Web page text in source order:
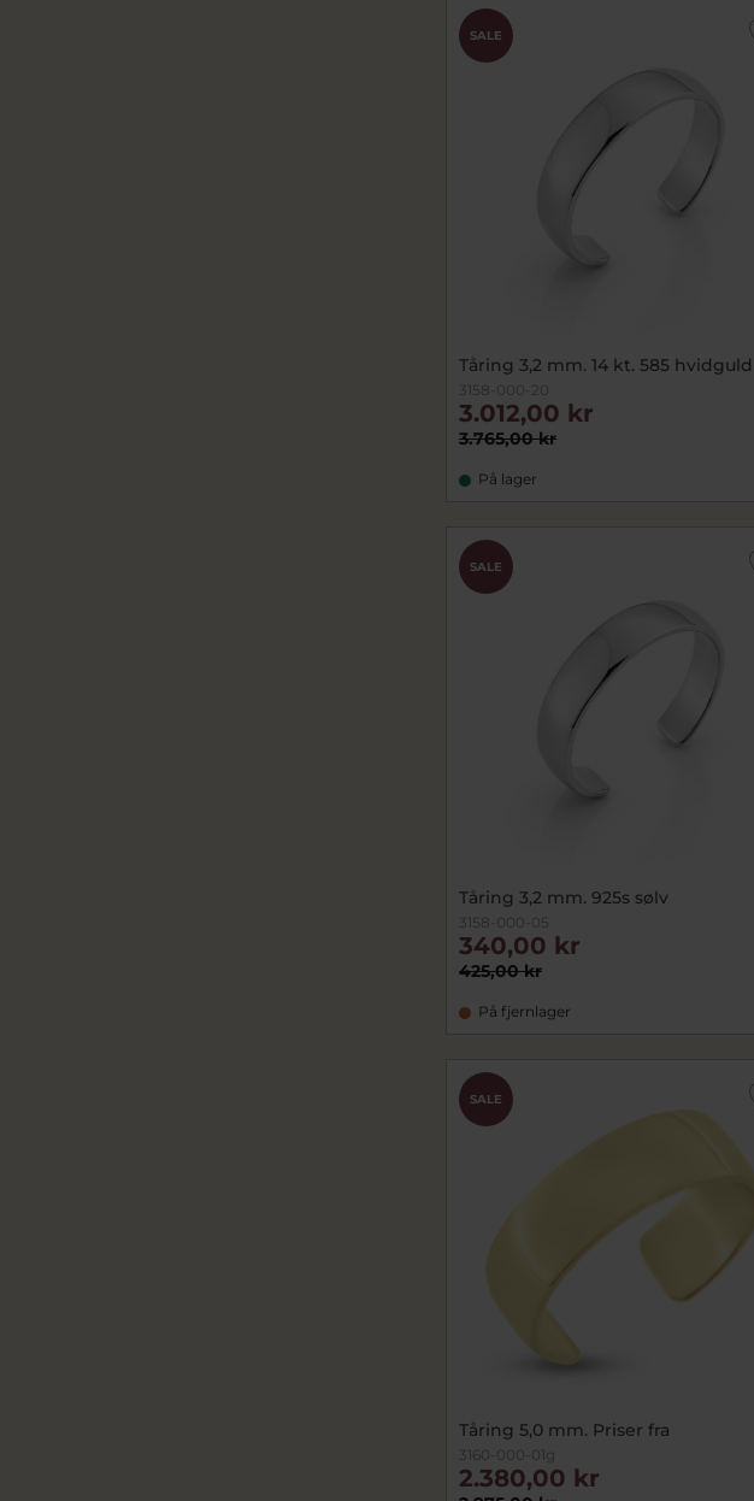
SALE
Tåring 3,2 mm. 14 kt. 585 hvidguld
3158-000-20
3.765,00 kr
3.012,00 kr
På lager
SALE
Tåring 3,2 mm. 925s sølv
3158-000-05
425,00 kr
340,00 kr
På fjernlager
SALE
Tåring 5,0 mm. Priser fra
3160-000-01g
2.380,00 kr